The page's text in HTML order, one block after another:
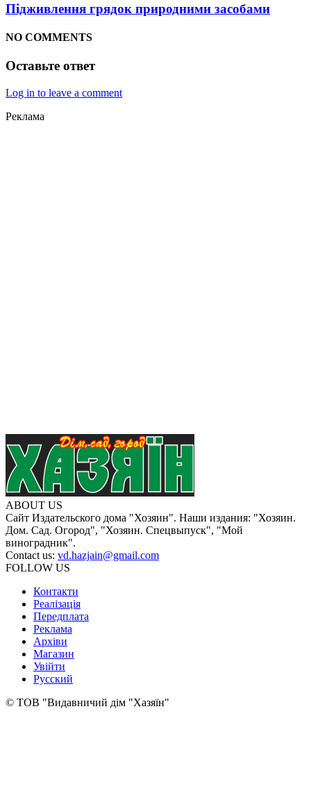
Підживлення грядок природними засобами
NO COMMENTS
Оставьте ответ
Log in to leave a comment
Реклама
ABOUT US
Сайт Издательского дома "Хозяин". Наши издания: "Хозяин.
Дом. Сад. Огород", "Хозяин. Спецвыпуск", "Мой
виноградник".
Contact us: vd.hazjain@gmail.com
FOLLOW US
Контакти
Реалізація
Передплата
Реклама
Архіви
Магазин
Увійти
Русский
© ТОВ "Видавничий дім "Хазяїн"